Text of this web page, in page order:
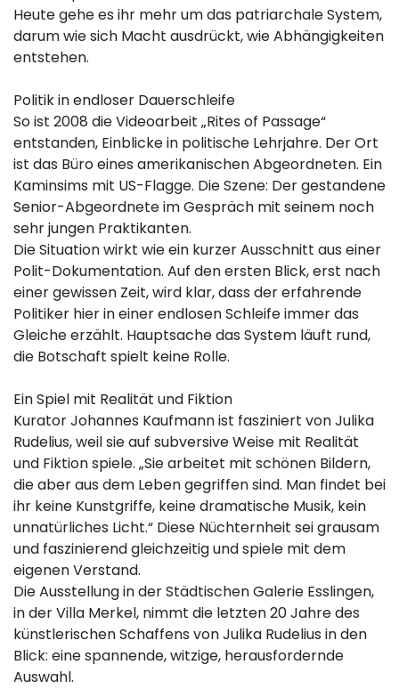
Heute gehe es ihr mehr um das patriarchale System,
darum wie sich Macht ausdrückt, wie Abhängigkeiten
entstehen.
Politik in endloser Dauerschleife
So ist 2008 die Videoarbeit „Rites of Passage“
entstanden, Einblicke in politische Lehrjahre. Der Ort
ist das Büro eines amerikanischen Abgeordneten. Ein
Kaminsims mit US-Flagge. Die Szene: Der gestandene
Senior-Abgeordnete im Gespräch mit seinem noch
sehr jungen Praktikanten.
Die Situation wirkt wie ein kurzer Ausschnitt aus einer
Polit-Dokumentation. Auf den ersten Blick, erst nach
einer gewissen Zeit, wird klar, dass der erfahrende
Politiker hier in einer endlosen Schleife immer das
Gleiche erzählt. Hauptsache das System läuft rund,
die Botschaft spielt keine Rolle.
Ein Spiel mit Realität und Fiktion
Kurator Johannes Kaufmann ist fasziniert von Julika
Rudelius, weil sie auf subversive Weise mit Realität
und Fiktion spiele. „Sie arbeitet mit schönen Bildern,
die aber aus dem Leben gegriffen sind. Man findet bei
ihr keine Kunstgriffe, keine dramatische Musik, kein
unnatürliches Licht.“ Diese Nüchternheit sei grausam
und faszinierend gleichzeitig und spiele mit dem
eigenen Verstand.
Die Ausstellung in der Städtischen Galerie Esslingen,
in der Villa Merkel, nimmt die letzten 20 Jahre des
künstlerischen Schaffens von Julika Rudelius in den
Blick: eine spannende, witzige, herausfordernde
Auswahl.